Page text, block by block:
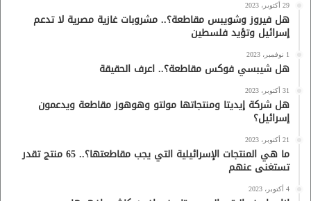
29 أكتوبر، 2023
هل فيروز وشويبس مقاطعة؟.. مشروبات غازية مصرية لا تدعم
إسرائيل وتؤيد فلسطين
1 نوفمبر، 2023
هل شيبسي فوكس مقاطعة؟.. اعرف الحقيقة
31 أكتوبر، 2023
هل شركة إيديتا ومنتجاتها مولتو وهوهوز مقاطعة ويدعمون
إسرائيل؟
21 أكتوبر، 2023
ما هي المنتجات الإسرائيلية التي يجب مقاطعتها؟.. 65 منتج تقدر
تستغنى عنهم
4 أكتوبر، 2023